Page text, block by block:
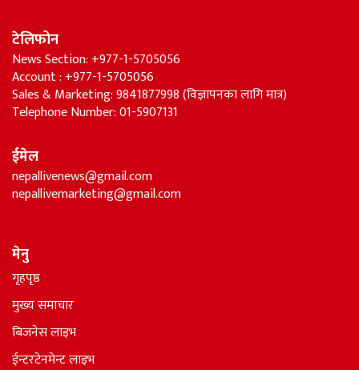
टेलिफोन
News Section: +977-1-5705056
Account : +977-1-5705056
Sales & Marketing: 9841877998 (विज्ञापनका लागि मात्र)
ईमेल
nepallivenews@gmail.com
मेनु
गृहपृष्ठ
मुख्य समाचार
बिजनेस लाइभ